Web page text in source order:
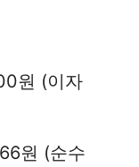
원 (이자
원 (순수